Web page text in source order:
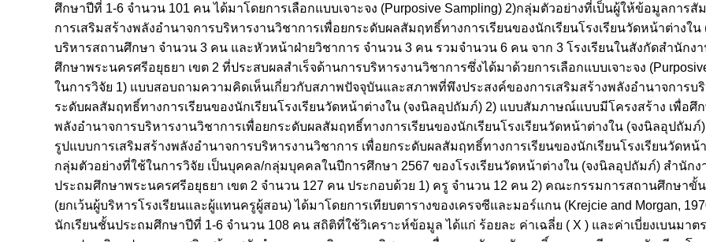
ศึกษาปีที่ 1-6 จำนวน 101 คน ได้มาโดยการเลือกแบบเจาะจง (Purposive Sampling) 2)กลุ่มตัวอย่างที่เป็นผู้ให้ข้อมูลการ
การเสริมสร้างพลังอำนาจการบริหารงานวิชาการเพื่อยกระดับผลสัมฤทธิ์ทางการเรียนของนักเรียนโรงเรียนวัดหน้าต่างใ
บริหารสถานศึกษา จำนวน 3 คน และหัวหน้าฝ่ายวิชาการ จำนวน 3 คน รวมจำนวน 6 คน จาก 3 โรงเรียนในสังกัดสำนักง
ศึกษาพระนครศรีอยุธยา เขต 2 ที่ประสบผลสำเร็จด้านการบริหารงานวิชาการซึ่งได้มาด้วยการเลือกแบบเจาะจง
ในการวิจัย 1) แบบสอบถามความคิดเห็นเกี่ยวกับสภาพปัจจุบันและสภาพที่พึงประสงค์ของการเสริมสร้างพลังอำนาจการบ
ระดับผลสัมฤทธิ์ทางการเรียนของนักเรียนโรงเรียนวัดหน้าต่างใน (จงนิลอุปถัมภ์) 2) แบบสัมภาษณ์แบบมีโครงสร้าง เพื่อศึ
พลังอำนาจการบริหารงานวิชาการเพื่อยกระดับผลสัมฤทธิ์ทางการเรียนของนักเรียนโรงเรียนวัดหน้าต่างใน (จงนิลอุปถัม
รูปแบบการเสริมสร้างพลังอำนาจการบริหารงานวิชาการ เพื่อยกระดับผลสัมฤทธิ์ทางการเรียนของนักเรียนโรงเรียนวัดห
กลุ่มตัวอย่างที่ใช้ในการวิจัย เป็นบุคคล/กลุ่มบุคคลในปีการศึกษา 2567 ของโรงเรียนวัดหน้าต่างใน (จงนิลอุปถัมภ์) สำนัก
ประถมศึกษาพระนครศรีอยุธยา เขต 2 จำนวน 127 คน ประกอบด้วย 1) ครู จำนวน 12 คน 2) คณะกรรมการสถานศึกษาขั้
(ยกเว้นผู้บริหารโรงเรียนและผู้แทนครูผู้สอน) ได้มาโดยการเทียบตารางของเครจซีและมอร์แกน (Krejcie and Morgan,
นักเรียนชั้นประถมศึกษาปีที่ 1-6 จำนวน 108 คน สถิติที่ใช้วิเคราะห์ข้อมูล ได้แก่ ร้อยละ ค่าเฉลี่ย ( X ) และค่าเบี่ยงเบนมา